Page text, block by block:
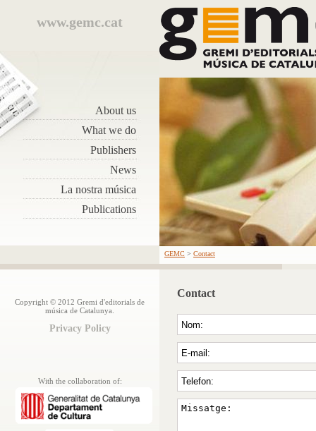
www.gemc.cat
About us
What we do
Publishers
News
La nostra música
Publications
GEMC > Contact
Copyright © 2012 Gremi d'editorials de
música de Catalunya.
Privacy Policy
With the collaboration of:
Contact